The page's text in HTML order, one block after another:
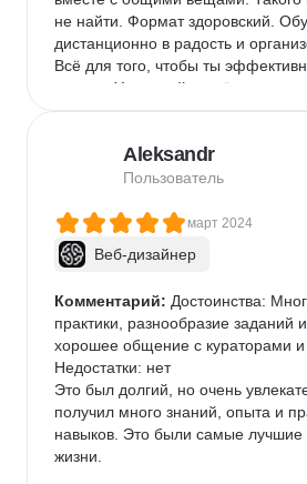
не найти. Формат здоровский.
дистанционно в радость и
Всё для того, чтобы ты
знания. У занятий остаётся
Школа супер!
Недостатки
Нет.
Aleksandr
Пользователь
март 2024
Веб-дизайнер
Комментарий: Достоинства:
практики, разнообразие заданий
хорошее общение с кураторами и
Недостатки: нет
Это был долгий, но очень
получил много знаний, опыта и
навыков. Это были самые
жизни.